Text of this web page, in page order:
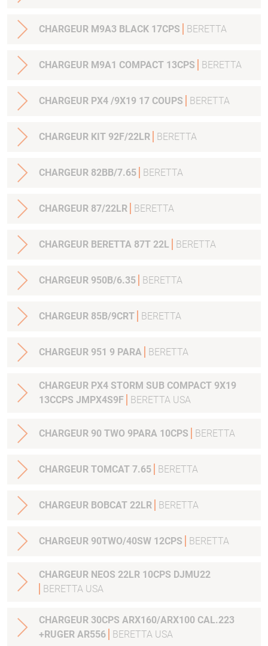
CHARGEUR M9A3 BLACK 17CPS BERETTA
CHARGEUR M9A1 COMPACT 13CPS BERETTA
CHARGEUR PX4 /9X19 17 COUPS BERETTA
CHARGEUR KIT 92F/22LR BERETTA
CHARGEUR 82BB/7.65 BERETTA
CHARGEUR 87/22LR BERETTA
CHARGEUR BERETTA 87T 22L BERETTA
CHARGEUR 950B/6.35 BERETTA
CHARGEUR 85B/9CRT BERETTA
CHARGEUR 951 9 PARA BERETTA
CHARGEUR PX4 STORM SUB COMPACT 9X19
13CCPS JMPX4S9F
BERETTA USA
CHARGEUR 90 TWO 9PARA 10CPS BERETTA
CHARGEUR TOMCAT 7.65 BERETTA
CHARGEUR BOBCAT 22LR BERETTA
CHARGEUR 90TWO/40SW 12CPS BERETTA
CHARGEUR NEOS 22LR 10CPS DJMU22
BERETTA USA
CHARGEUR 30CPS ARX160/ARX100 CAL.223
+RUGER AR556
BERETTA USA